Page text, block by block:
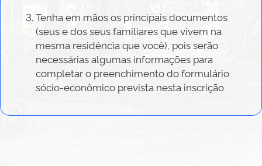
Tenha em mãos os principais documentos
(seus e dos seus familiares que vivem na
mesma residência que você), pois serão
necessárias algumas informações para
completar o preenchimento do formulário
sócio-econômico prevista nesta inscrição